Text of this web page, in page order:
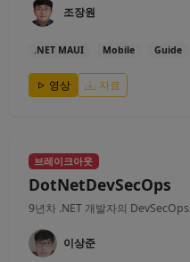
조장원
.NET MAUI Mobile Guide
영상 자료
브레이크아웃
DotNetDevSecOps
9년차 .NET 개발자의
이상준